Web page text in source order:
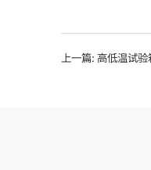
上一篇: 高低温试